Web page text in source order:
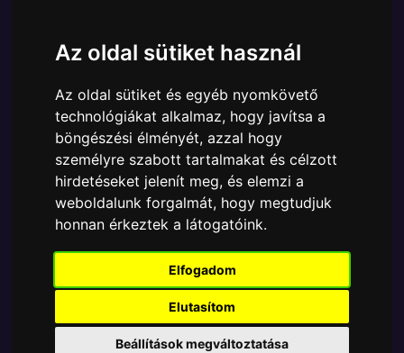
Az oldal sütiket használ
Az oldal sütiket és egyéb nyomkövető
technológiákat alkalmaz, hogy javítsa a
böngészési élményét, azzal hogy
személyre szabott tartalmakat és célzott
hirdetéseket jelenít meg, és elemzi a
weboldalunk forgalmát, hogy megtudjuk
honnan érkeztek a látogatóink.
Elfogadom
Elutasítom
Beállítások megváltoztatása
Ára:6990 Ft
A Funko POP - Football - Foci egyik népszerű
terméke a Funko - Manchester City Pep Guardiola
gyűjtői vinyl karakter, amely ablakos csomagolásban
azaz - POP In a Box - várja új gazdáját.
TOVÁBB A VÁSÁRLÁSRA
Tetszik? Osszd meg másokkal!